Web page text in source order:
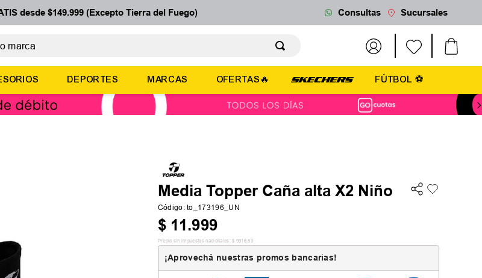
desde $149.999 (Excepto Tierra del Fuego) Consultas Sucursales
DEPORTES MARCAS OFERTAS🔥 FÚTBOL ⚽
Media Topper Caña alta X2 Niño
Código:to_173196_UN
$ 11.999
Precio sin impuestos nacionales: $ 9916,53
¡Aprovechá nuestras promos bancarias!